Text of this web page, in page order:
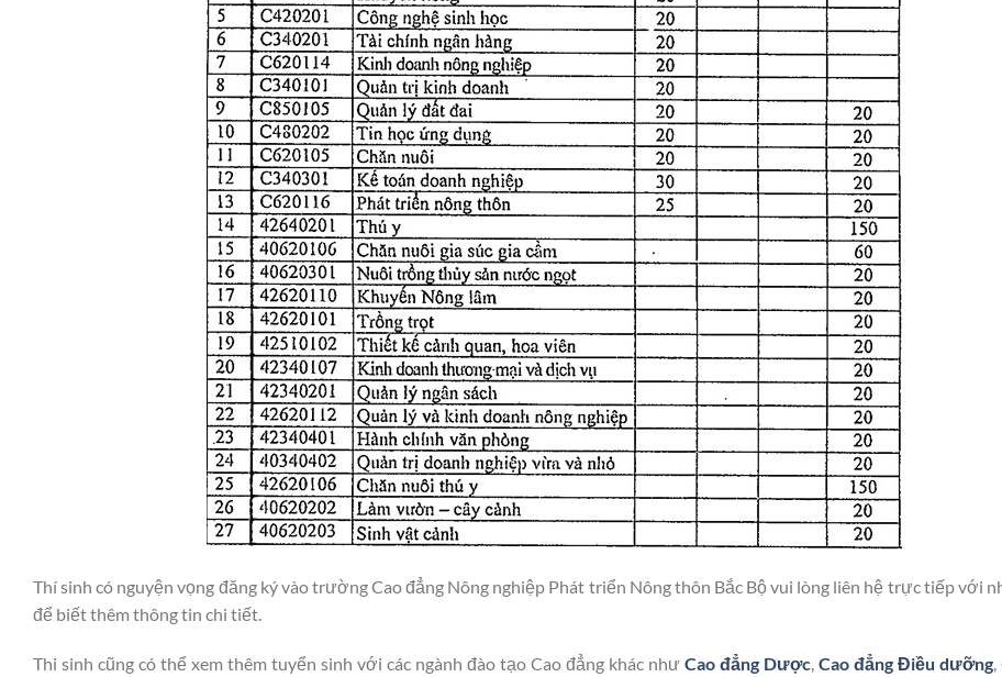
Thí sinh có nguyện vọng đăng ký vào trường Cao đẳng Nông nghiệp Phát triển Nông thôn Bắc Bộ vui lòng liên hệ trực tiếp với
để biết thêm thông tin chi tiết.
Thi sinh cũng có thể xem thêm tuyển sinh với các ngành đào tạo Cao đẳng khác như Cao đẳng Dược, Cao đẳng Điều dưỡng